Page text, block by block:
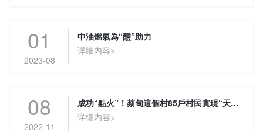
01
2023-08
中油燃氣為“醴”助力
详细内容>
08
2022-11
成功“點火”！蔡甸這個村85戶村民實現“天然氣自由”
详细内容>